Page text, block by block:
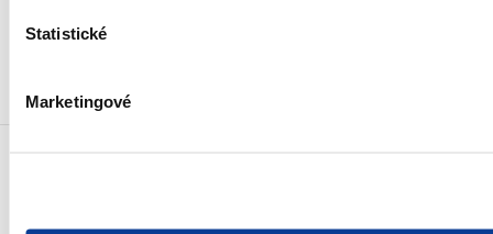
Statistické
Marketingové
Odebírat novinky e-mailem